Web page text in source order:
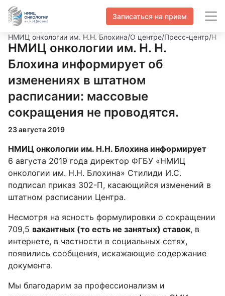
Записаться на прием
НМИЦ онкологии им. Н.Н. Блохина/О центре/Пресс-центр/
НМИЦ онкологии им. Н. Н.
Блохина информирует об
изменениях в штатном
расписании: массовые
сокращения не проводятся.
23 августа 2019
НМИЦ онкологии им. Н.Н. Блохина информирует
6 августа 2019 года директор ФГБУ «НМИЦ
онкологии им. Н.Н. Блохина» Стилиди И.С.
подписал приказ 302-П, касающийся изменений в
штатном расписании Центра.
Несмотря на ясность формулировки о сокращении
709,5 вакантных (то есть не занятых) ставок, в
интернете, в частности в социальных сетях,
появились сообщения, искажающие содержание
документа.
Мы благодарим за профессионализм и